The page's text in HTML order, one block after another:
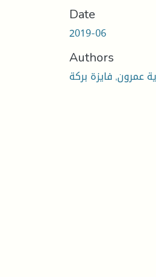
Date
2019-06
Authors
عمرون, فايزة بركة